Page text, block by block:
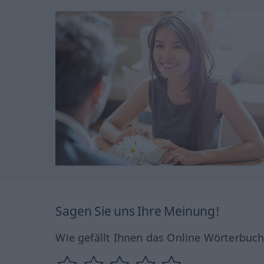
Sagen Sie uns Ihre Meinung!
Wie gefällt Ihnen das Online